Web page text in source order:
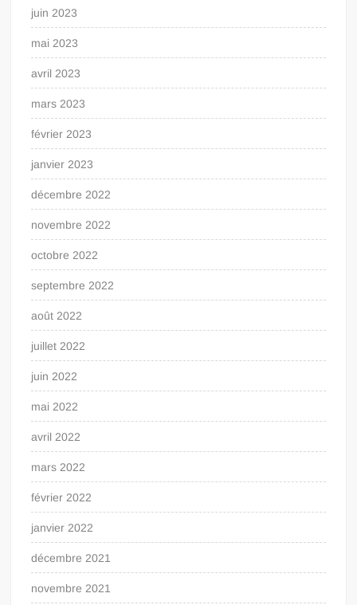
juin 2023
mai 2023
avril 2023
mars 2023
février 2023
janvier 2023
décembre 2022
novembre 2022
octobre 2022
septembre 2022
août 2022
juillet 2022
juin 2022
mai 2022
avril 2022
mars 2022
février 2022
janvier 2022
décembre 2021
novembre 2021